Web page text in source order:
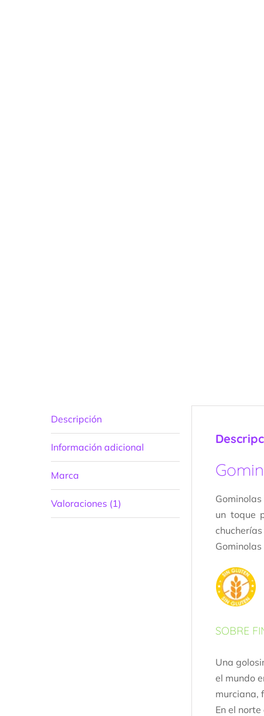
Descripción
Información adicional
Marca
Valoraciones (1)
un toque
Gominolas
SOBRE
Una
el mundo
murciana,
En el